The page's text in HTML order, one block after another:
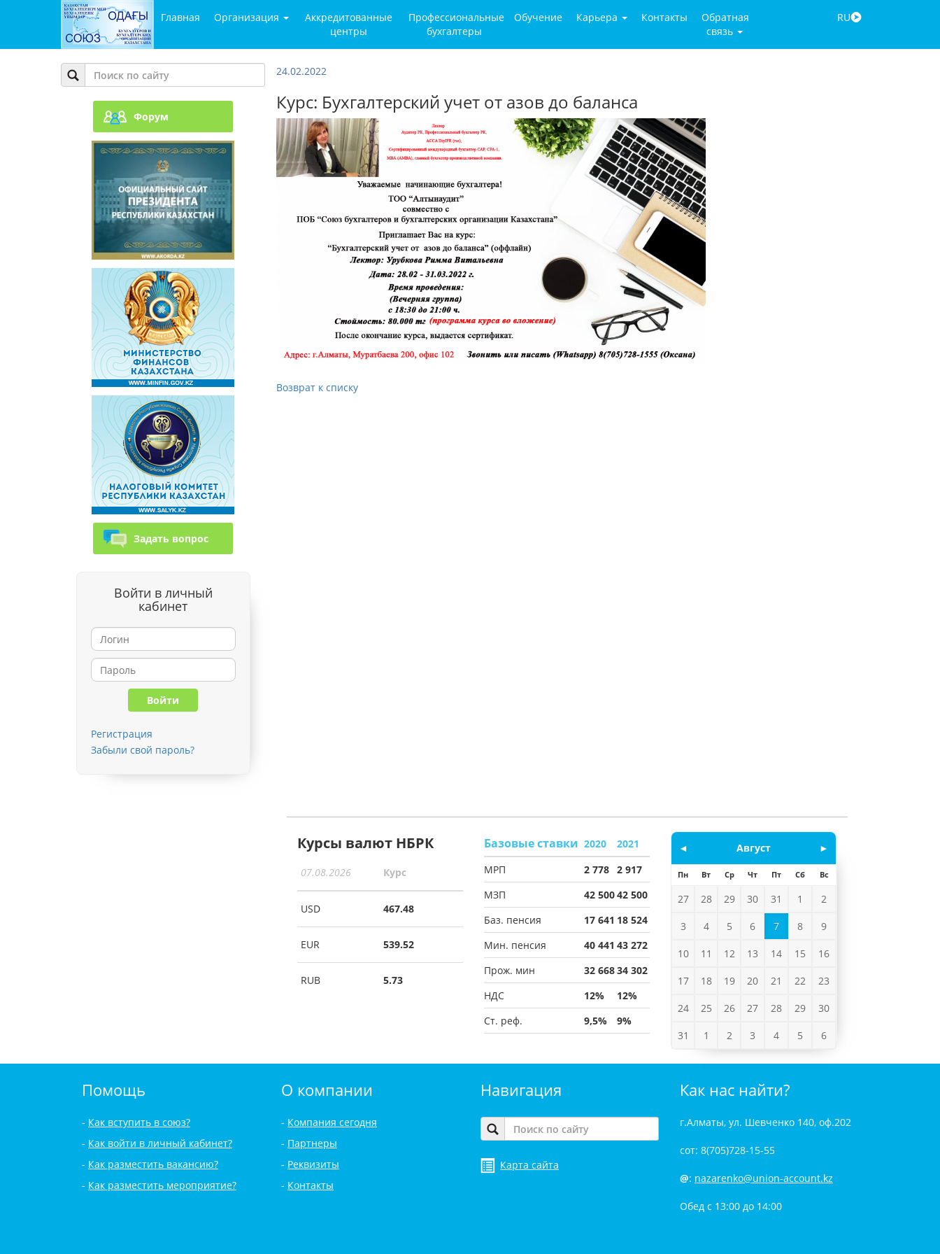
Главная Организация
Аккредитованные
центры
Профессиональные
бухгалтеры
Обучение Карьера Контакты
Обратная
связь
RU
Форум
Задать вопрос
Войти в личный
кабинет
Регистрация
Забыли свой пароль?
24.02.2022
Курс: Бухгалтерский учет от азов до баланса
Возврат к списку
Курсы валют НБРК
07.08.2026 Курс
USD 467.48
EUR 539.52
RUB 5.73
Базовые ставки 2020
2021
МРП
2 778 2 917
МЗП
42 50042 500
Баз. пенсия
17 641 18 524
Мин. пенсия
40 441 43 272
Прож. мин
32 66834 302
НДС
12%
12%
Ст. реф.
9,5% 9%
◄ ►
Август
Пн Вт Ср Чт Пт Сб Вс
27 28 29 30 31 1 2
3 4 5 6 7 8 9
10 11 12 13 14 15 16
17 18 19 20 21 22 23
24 25 26 27 28 29 30
31 1 2 3 4 5 6
Помощь
Как вступить в союз?
Как войти в личный кабинет?
Как разместить вакансию?
Как разместить мероприятие?
О компании
Компания сегодня
Партнеры
Реквизиты
Контакты
Навигация
Карта сайта
Как нас найти?
г.Алматы, ул. Шевченко 140, оф.202
сот: 8(705)728-15-55
@: nazarenko@union-account.kz
Обед с 13:00 до 14:00